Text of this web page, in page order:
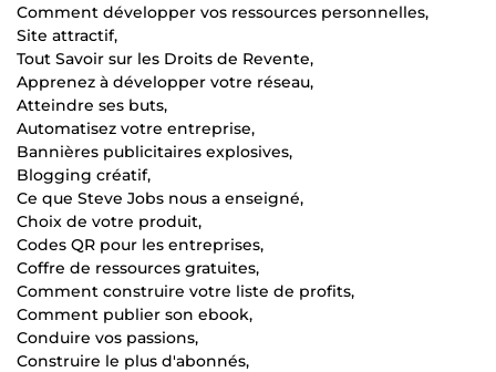
Comment développer vos ressources personnelles,
Site attractif,
Tout Savoir sur les Droits de Revente,
Apprenez à développer votre réseau,
Atteindre ses buts,
Automatisez votre entreprise,
Bannières publicitaires explosives,
Blogging créatif,
Ce que Steve Jobs nous a enseigné,
Choix de votre produit,
Codes QR pour les entreprises,
Coffre de ressources gratuites,
Comment construire votre liste de profits,
Comment publier son ebook,
Conduire vos passions,
Construire le plus d'abonnés,